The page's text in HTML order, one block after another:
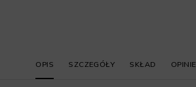
OPIS SZCZEGÓŁY SKŁAD OPINIE